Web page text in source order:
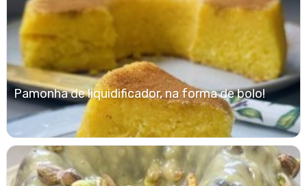
Pamonha de liquidificador, na forma de bolo!